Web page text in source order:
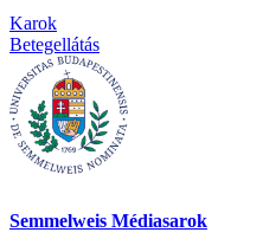
Karok
Betegellátás
Semmelweis Médiasarok